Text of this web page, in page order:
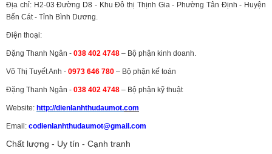
Địa chỉ: H2-03 Đường D8 - Khu Đô thị Thịnh Gia - Phường Tân Định - Huyện
Bến Cát - Tỉnh Bình Dương.
Điện thoại:
Đặng Thanh Ngân - 038 402 4748 – Bộ phận kinh doanh.
Võ Thị Tuyết Anh - 0973 646 780 – Bộ phận kế toán
Đặng Thanh Ngân - 038 402 4748 – Bộ phận kỹ thuật
Website: http://dienlanhthudaumot.com
Email: codienlanhthudaumot@gmail.com
Chất lượng - Uy tín - Cạnh tranh